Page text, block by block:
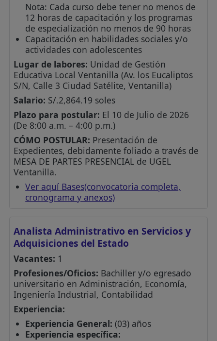
Nota: Cada curso debe tener no menos de
12 horas de capacitación y los programas
de especialización no menos de 90 horas
Capacitación en habilidades sociales y/o
actividades con adolescentes
Lugar de labores: Unidad de Gestión
Educativa Local Ventanilla (Av. los Eucaliptos
S/N, Calle 3 Ciudad Satélite, Ventanilla)
Salario: S/.2,864.19 soles
Plazo para postular: El 10 de Julio de 2026
(De 8:00 a.m. – 4:00 p.m.)
CÓMO POSTULAR: Presentación de
Expedientes, debidamente foliado a través de
MESA DE PARTES PRESENCIAL de UGEL
Ventanilla.
Ver aquí Bases(convocatoria completa,
cronograma y anexos)
Analista Administrativo en Servicios y
Adquisiciones del Estado
Vacantes: 1
Profesiones/Oficios: Bachiller y/o egresado
universitario en Administración, Economía,
Ingeniería Industrial, Contabilidad
Experiencia:
Experiencia General: (03) años
Experiencia específica: